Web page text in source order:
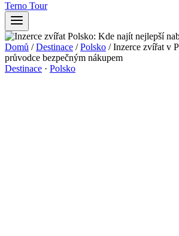
Terno Tour
Domů / Destinace / Polsko / Inzerce zvířat v
průvodce bezpečným nákupem
Destinace · Polsko